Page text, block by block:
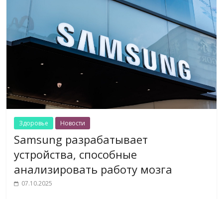
Здоровье Новости
Samsung разрабатывает
устройства, способные
анализировать работу мозга
07.10.2025